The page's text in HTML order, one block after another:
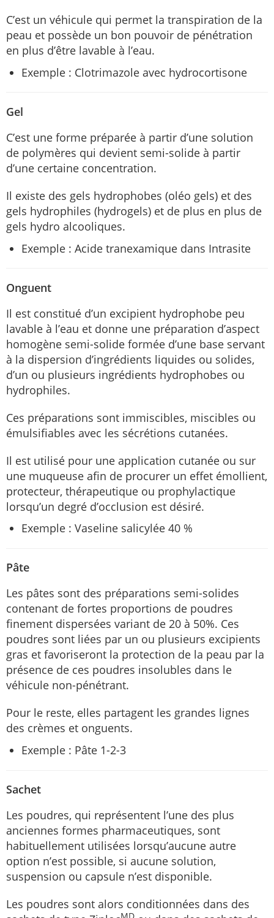
C’est un véhicule qui permet la transpiration de la
peau et possède un bon pouvoir de pénétration
en plus d’être lavable à l’eau.
Exemple : Clotrimazole avec hydrocortisone
Gel
C’est une forme préparée à partir d’une solution
de polymères qui devient semi-solide à partir
d’une certaine concentration.
Il existe des gels hydrophobes (oléo gels) et des
gels hydrophiles (hydrogels) et de plus en plus de
gels hydro alcooliques.
Exemple : Acide tranexamique dans Intrasite
Onguent
Il est constitué d’un excipient hydrophobe peu
lavable à l’eau et donne une préparation d’aspect
homogène semi-solide formée d’une base servant
à la dispersion d’ingrédients liquides ou solides,
d’un ou plusieurs ingrédients hydrophobes ou
hydrophiles.
Ces préparations sont immiscibles, miscibles ou
émulsifiables avec les sécrétions cutanées.
Il est utilisé pour une application cutanée ou sur
une muqueuse afin de procurer un effet émollient,
protecteur, thérapeutique ou prophylactique
lorsqu’un degré d’occlusion est désiré.
Exemple : Vaseline salicylée 40 %
Pâte
Les pâtes sont des préparations semi-solides
contenant de fortes proportions de poudres
finement dispersées variant de 20 à 50%. Ces
poudres sont liées par un ou plusieurs excipients
gras et favoriseront la protection de la peau par la
présence de ces poudres insolubles dans le
véhicule non-pénétrant.
Pour le reste, elles partagent les grandes lignes
des crèmes et onguents.
Exemple : Pâte 1-2-3
Sachet
Les poudres, qui représentent l’une des plus
anciennes formes pharmaceutiques, sont
habituellement utilisées lorsqu’aucune autre
option n’est possible, si aucune solution,
suspension ou capsule n’est disponible.
Les poudres sont alors conditionnées dans des